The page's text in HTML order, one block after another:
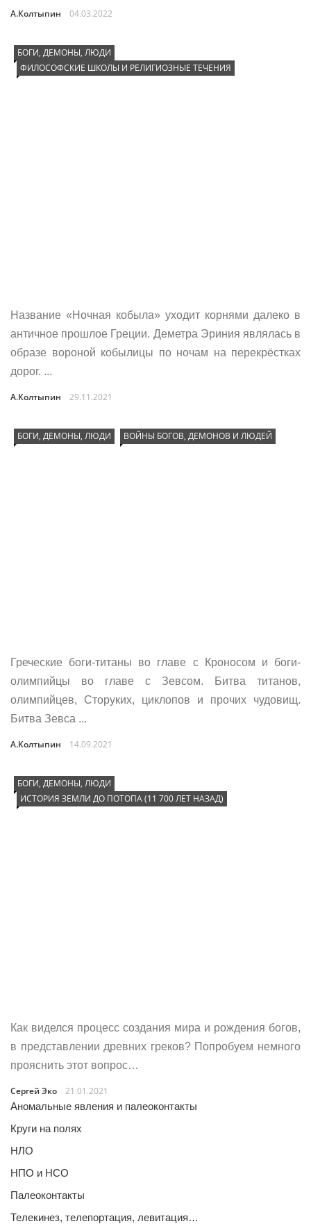
А.Колтыпин 04.03.2022
БОГИ, ДЕМОНЫ, ЛЮДИ
ФИЛОСОФСКИЕ ШКОЛЫ И РЕЛИГИОЗНЫЕ ТЕЧЕНИЯ
Название «Ночная кобыла» уходит корнями далеко в
античное прошлое Греции. Деметра Эриния являлась в
образе вороной кобылицы по ночам на перекрёстках
дорог. ...
А.Колтыпин 29.11.2021
БОГИ, ДЕМОНЫ, ЛЮДИ ВОЙНЫ БОГОВ, ДЕМОНОВ И ЛЮДЕЙ
Греческие боги-титаны во главе с Кроносом и боги-
олимпийцы во главе с Зевсом. Битва титанов,
олимпийцев, Сторуких, циклопов и прочих чудовищ.
Битва Зевса ...
А.Колтыпин 14.09.2021
БОГИ, ДЕМОНЫ, ЛЮДИ
ИСТОРИЯ ЗЕМЛИ ДО ПОТОПА (11 700 ЛЕТ НАЗАД)
Как виделся процесс создания мира и рождения богов,
в представлении древних греков? Попробуем немного
прояснить этот вопрос…
Сергей Эко
21.01.2021
Аномальные явления и палеоконтакты
Круги на полях
НЛО
НПО и НСО
Палеоконтакты
Телекинез, телепортация, левитация…